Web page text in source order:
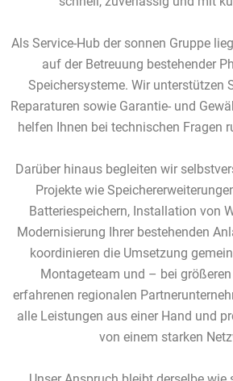
Als Service-Hub der sonnen Gruppe
auf der Betreuung bestehender
Speichersysteme. Wir unterstützen
Reparaturen sowie Garantie- und
helfen Ihnen bei technischen Fragen
Darüber hinaus begleiten wir
Projekte wie
Batteriespeichern, Installation von
Modernisierung Ihrer bestehenden
koordinieren die Umsetzung
Montageteam und – bei
erfahrenen regionalen
alle Leistungen aus einer Hand und
von einem starken